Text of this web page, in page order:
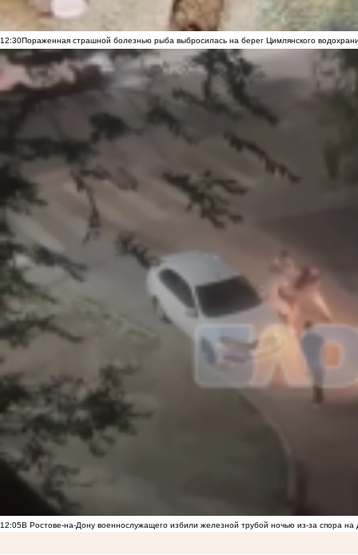
12:30Пораженная страшной болезнью рыба выбросилась на берег Цимлянского
12:05В Ростове-на-Дону военнослужащего избили железной трубой ночью из-за спора на